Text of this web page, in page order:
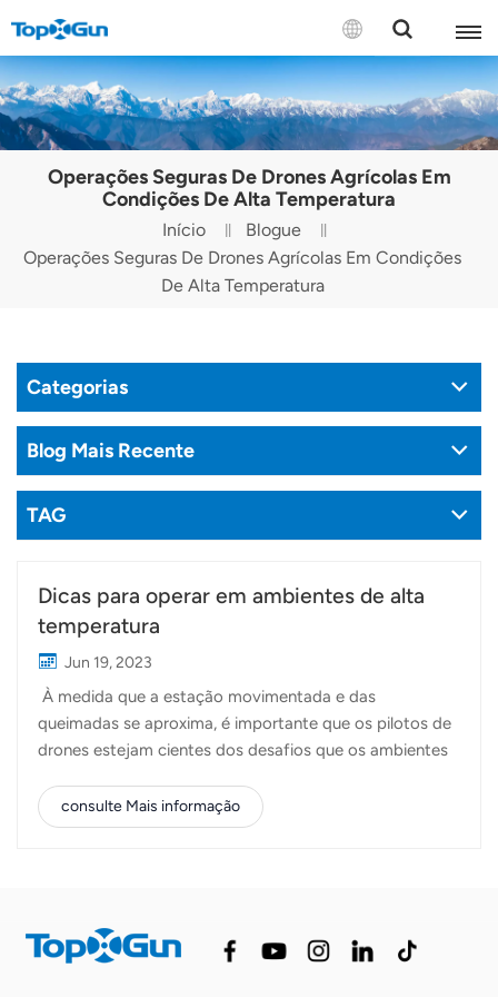
CONTATE-NOS
English
Español
Русский
Português(Portugal)
Operações Seguras De Drones Agrícolas Em
Condições De Alta Temperatura
Início
Blogue
Operações Seguras De Drones Agrícolas Em Condições
De Alta Temperatura
Categorias
Blog Mais Recente
TAG
Dicas para operar em ambientes de alta
temperatura
Jun 19, 2023
À medida que a estação movimentada e das
queimadas se aproxima, é importante que os pilotos de
drones estejam cientes dos desafios que os ambientes
baixa velocidade de carregamento, carregador/baterias
superaquecidos ou tela preta/reinicialização do RC
drones agrícolas em condições de alta
temperatura. Cuidados com a bateria:Monitore a
consulte Mais informação